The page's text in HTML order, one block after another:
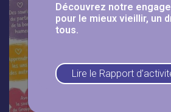
Découvrez notre
pour le mieux vieillir, un
tous.
Lire le Rapport